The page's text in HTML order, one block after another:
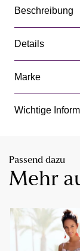
Beschreibung
Details
Marke
Wichtige
Passend dazu
Mehr